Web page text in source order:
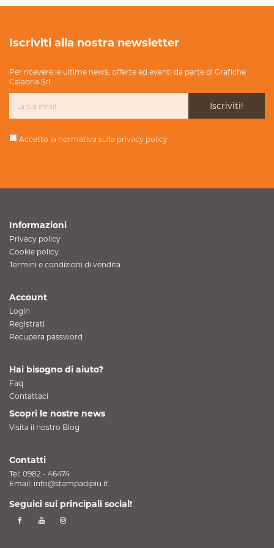
Iscriviti alla nostra newsletter
Per ricevere le ultime news, offerte ed eventi da parte di Grafiche
Calabria Srl.
Iscriviti!
Accetto la normativa sulla privacy policy
Informazioni
Privacy policy
Cookie policy
Termini e condizioni di vendita
Account
Login
Registrati
Recupera password
Hai bisogno di aiuto?
Faq
Contattaci
Scopri le nostre news
Visita il nostro Blog
Contatti
Tel: 0982 - 46474
Email: info@stampadipiu.it
Seguici sui principali social!